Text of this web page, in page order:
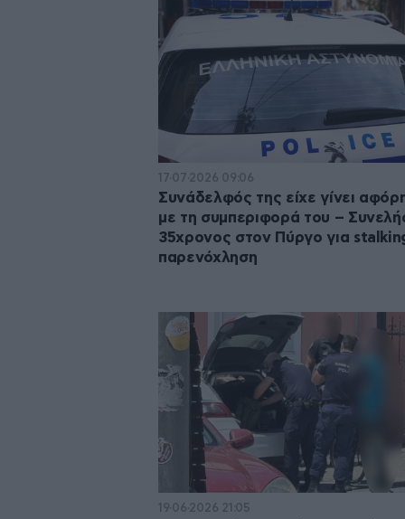
17·07·2026 09:06
Συνάδελφός της είχε γίνει
με τη συμπεριφορά του –
35χρονος στον Πύργο για
παρενόχληση
19·06·2026 21:05